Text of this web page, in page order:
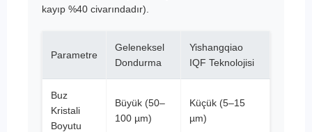
kayıp %40 civarındadır).
Parametre
Geleneksel
Dondurma
Yishangqiao
IQF Teknolojisi
Buz
Kristali
Boyutu
Büyük (50–
100 µm)
Küçük (5–15
µm)